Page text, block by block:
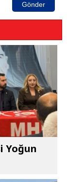
Gönder
Yoğun